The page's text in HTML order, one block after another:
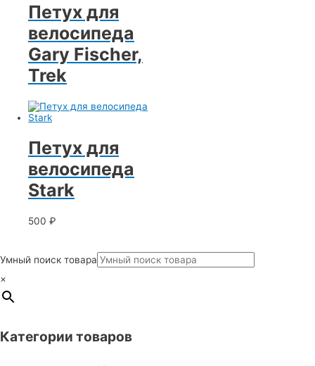
Петух для
велосипеда
Gary Fischer,
Trek
Петух для
велосипеда
Stark
500 ₽
Умный поиск товара
×
Категории товаров